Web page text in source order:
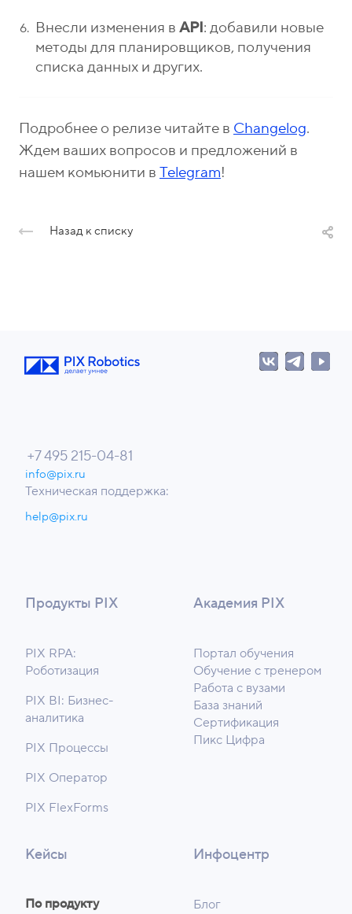
Внесли изменения в API: добавили новые
методы для планировщиков, получения
списка данных и других.
Подробнее о релизе читайте в Changelog.
Ждем ваших вопросов и предложений в
нашем комьюнити в Telegram!
Назад к списку
Продукты PIX
PIX RPA:
Роботизация
PIX BI: Бизнес-
аналитика
PIX Процессы
PIX Оператор
PIX FlexForms
Академия PIX
Портал обучения
Обучение с тренером
Работа с вузами
База знаний
Сертификация
Пикс Цифра
Кейсы
По продукту
Инфоцентр
Блог
+7 495 215-04-81
info@pix.ru
Техническая поддержка:
help@pix.ru